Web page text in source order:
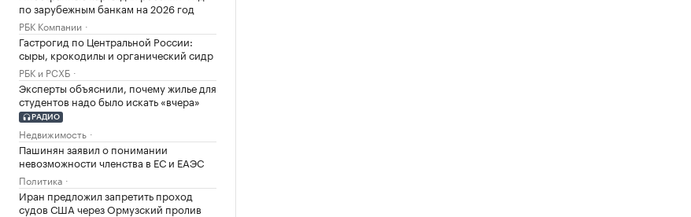
по зарубежным банкам на 2026 год
РБК Компании
Гастрогид по Центральной России:
сыры, крокодилы и органический сидр
РБК и РСХБ
Эксперты объяснили, почему жилье для
студентов надо было искать «вчера»
РАДИО
Недвижимость
Пашинян заявил о понимании
невозможности членства в ЕС и ЕАЭС
Политика
Иран предложил запретить проход
судов США через Ормузский пролив